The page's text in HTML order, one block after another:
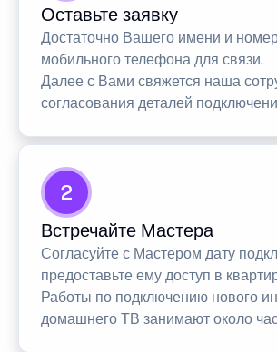
Оставьте заявку
Достаточно Вашего имени и
мобильного телефона для связи.
Далее с Вами свяжется наша
согласования деталей
2
Встречайте Мастера
Согласуйте с Мастером дату
предоставьте ему доступ в
Работы по подключению нового
домашнего ТВ занимают около